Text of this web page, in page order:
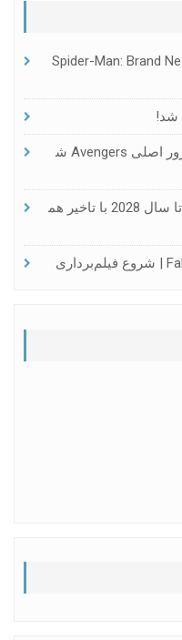
بررسی تمام رکوردهای تاریخی فیلم Spider-Man: Brand Ne
چرا دکتر دووم بدون هیچ زمینه‌ای شرور اصلی Avengers ش
عرضه بازی Tomb Raider: Catalyst تا سال 2028 با تاخیر هم